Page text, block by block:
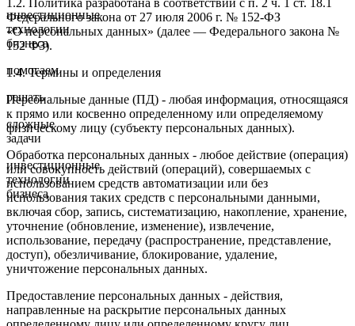
инвестиционные
технологии
бизнеса
помогаем
решать
сложные
задачи
инвестиционные
технологии
бизнеса
Федерального закона от 27 июля 2006 г. № 152-ФЗ
«О персональных данных» (далее — Федерального закона №
152 ФЗ).
1.4. Термины и определения
Персональные данные (ПД) - любая информация, относящаяся
к прямо или косвенно определенному или определяемому
физическому лицу (субъекту персональных данных).
Обработка персональных данных - любое действие (операция)
или совокупность действий (операций), совершаемых с
использованием средств автоматизации или без
использования таких средств с персональными данными,
включая сбор, запись, систематизацию, накопление, хранение,
уточнение (обновление, изменение), извлечение,
использование, передачу (распространение, представление,
доступ), обезличивание, блокирование, удаление,
уничтожение персональных данных.
Предоставление персональных данных - действия,
направленные на раскрытие персональных данных